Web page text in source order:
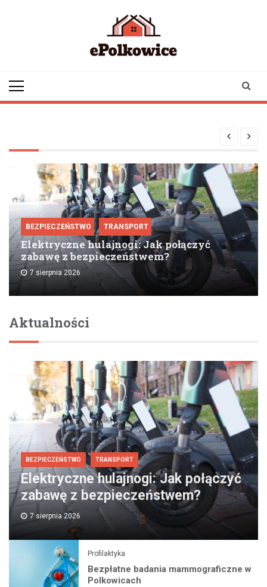
BEZPIECZEŃSTWO TRANSPORT
Elektryczne hulajnogi: Jak połączyć
zabawę z bezpieczeństwem?
7 sierpnia 2026
Aktualności
BEZPIECZEŃSTWO TRANSPORT
Elektryczne hulajnogi: Jak połączyć
zabawę z bezpieczeństwem?
7 sierpnia 2026
Profilaktyka
Bezpłatne badania mammograficzne w
Polkowicach